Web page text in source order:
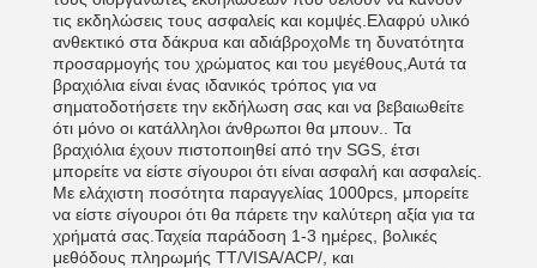
τις εκδηλώσεις τους ασφαλείς και κομψές.Ελαφρύ υλικό
ανθεκτικό στα δάκρυα και αδιάβροχοΜε τη δυνατότητα
προσαρμογής του χρώματος και του μεγέθους,Αυτά τα
βραχιόλια είναι ένας ιδανικός τρόπος για να
σηματοδοτήσετε την εκδήλωση σας και να βεβαιωθείτε
ότι μόνο οι κατάλληλοι άνθρωποι θα μπουν.. Τα
βραχιόλια έχουν πιστοποιηθεί από την SGS, έτσι
μπορείτε να είστε σίγουροι ότι είναι ασφαλή και ασφαλείς.
Με ελάχιστη ποσότητα παραγγελίας 1000pcs, μπορείτε
να είστε σίγουροι ότι θα πάρετε την καλύτερη αξία για τα
χρήματά σας.Ταχεία παράδοση 1-3 ημέρες, βολικές
μεθόδους πληρωμής TT/VISA/ACP/, και